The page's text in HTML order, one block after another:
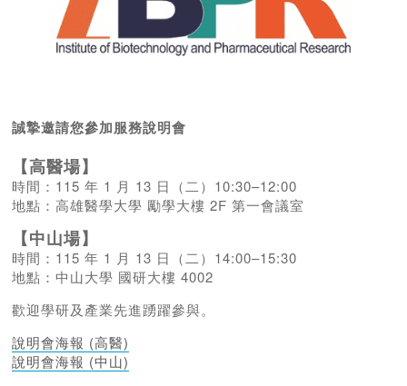
誠摯邀請您參加服務說明會
【高醫場】
時間：115 年 1 月 13 日（二）10:30–12:00
地點：高雄醫學大學 勵學大樓 2F 第一會議室
【中山場】
時間：115 年 1 月 13 日（二）14:00–15:30
地點：中山大學 國研大樓 4002
歡迎學研及產業先進踴躍參與。
說明會海報 (高醫)
說明會海報 (中山)